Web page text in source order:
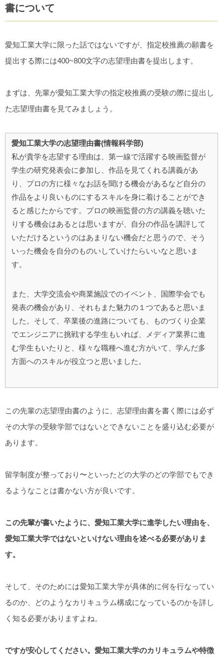
書について
愛知工業大学に限った話ではないですが、指定校推薦の願書を
提出する際には400~800文字の志望理由書を提出します。
まずは、先輩が愛知工業大学の指定校推薦の受験の際に提出し
た志望理由書を見てみましょう。
愛知工業大学の志望理由書(情報科学部)
私が貴学を志望する理由は、第一線で活躍する映画監督が
学生の研究発表会に参加し、作品を見てくれる講義があ
り、プロの方に様々なお話を聞ける機会があるなど自分の
作品をより良いものにするスキルを身に着けることができ
ると感じたからです。プロの映画監督の方の講義を聴いた
りする機会はあるとは思いますが、自分の作品を講評して
いただけるというのはあまりない機会だと思うので、そう
いった機会を自分のものいしていけたらいいなと思いま
す。
また、大学交流会や商業施設でのイベント、国際学会でも
発表の機会があり、それもまた魅力の１つであると思いま
した。そして、卒業後の進路についても、ものづくり企業
でエンジニアに挑戦する学生もいれば、メディア業界に進
む学生もいたりと、様々な職種へ進む方がいて、学んだ多
方面へのスキルが役立つと思いました。
この先輩の志望理由書のように、志望理由書を書く際には必ず
その大学の受験学部ではないとできないことを盛り込む必要が
あります。
留学制度が整っており〜といったどの大学のどの学部でもでき
るようなことは書かない方が良いです。
この先輩が書いたように、愛知工業大学に進学したい理由を、
愛知工業大学ではないといけない理由を述べる必要がありま
す。
そして、そのためには愛知工業大学が具体的に何を行なってい
るのか、どのようなカリキュラム構成になっているのかを詳し
く知る必要がありますよね。
ですが安心してください。愛知工業大学のカリキュラムや特徴